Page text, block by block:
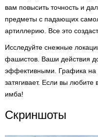
вам повысить точность и
предметы с падающих
артиллерию. Все это
Исследуйте снежные
фашистов. Ваши действия
эффективными. Графика на
затягивает. Если вы
имба!
Скриншоты